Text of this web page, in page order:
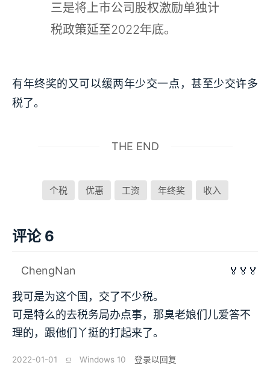
三是将上市公司股权激励单独计
税政策延至2022年底。
有年终奖的又可以缓两年少交一点，甚至少交许多
税了。
THE END
个税 优惠 工资 年终奖 收入
评论 6
ChengNan 🏅🏅🏅
我可是为这个国，交了不少税。
可是特么的去税务局办点事，那臭老娘们儿爱答不
理的，跟他们丫挺的打起来了。
2022-01-01 ⫑ Windows 10 登录以回复